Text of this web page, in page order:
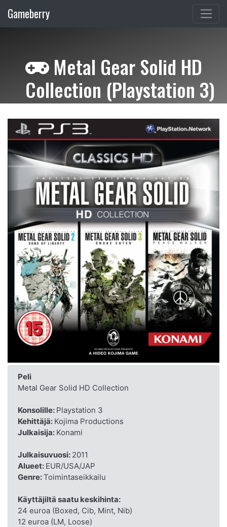
Gameberry
Metal Gear Solid HD
Collection (Playstation 3)
Peli
Metal Gear Solid HD Collection
Konsolille: Playstation 3
Kehittäjä: Kojima Productions
Julkaisija: Konami
Julkaisuvuosi: 2011
Alueet: EUR/USA/JAP
Genre:Toimintaseikkailu
Käyttäjiltä saatu keskihinta:
24 euroa (Boxed, Cib, Mint, Nib)
12 euroa (LM, Loose)